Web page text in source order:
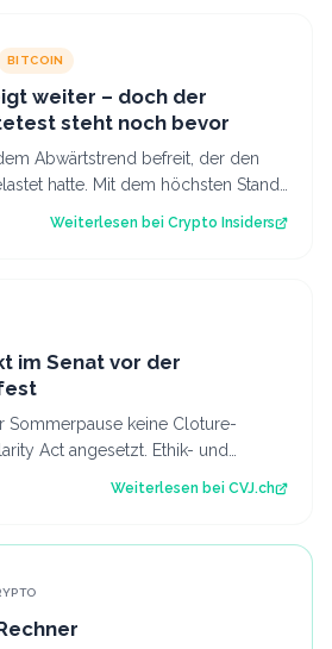
BITCOIN
weiter – doch der
steht noch bevor
Abwärtstrend befreit, der den
hatte. Mit dem höchsten Stand
Weiterlesen bei Crypto Insiders
im Senat vor der
Sommerpause keine Cloture-
Act angesetzt. Ethik- und
bleiben ungelöst. Der Art…
Weiterlesen bei CVJ.ch